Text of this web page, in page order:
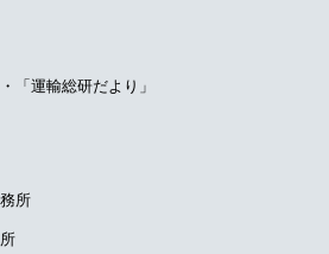
「運輸総研だより」
所